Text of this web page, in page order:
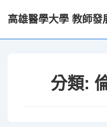
Skip高雄醫學大學 教師發
分類: